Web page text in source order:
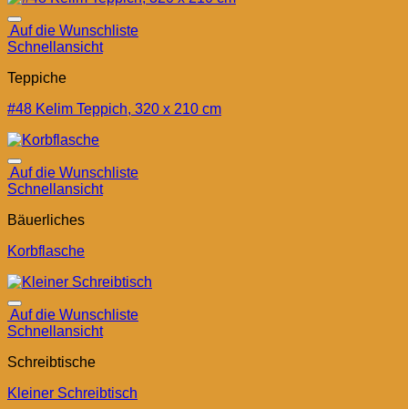
Auf die Wunschliste
Schnellansicht
Teppiche
#48 Kelim Teppich, 320 x 210 cm
Auf die Wunschliste
Schnellansicht
Bäuerliches
Korbflasche
Auf die Wunschliste
Schnellansicht
Schreibtische
Kleiner Schreibtisch